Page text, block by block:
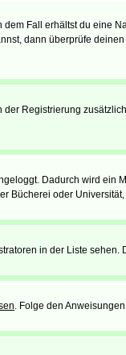
Fall erhältst du eine
dann überprüfe
Registrierung
Dadurch wird ein
Bücherei oder
in der Liste sehen.
. Folge den